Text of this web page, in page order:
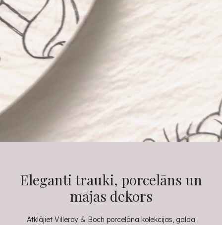
Eleganti trauki, porcelāns un
mājas dekors
Atklājiet Villeroy & Boch porcelāna kolekcijas, galda